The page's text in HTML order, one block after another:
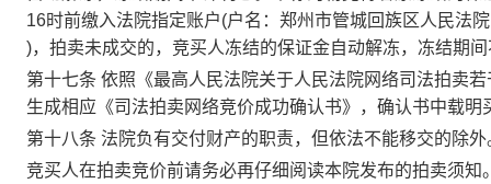
16时前缴入法院指定账户(户名： 郑州市管城回族区人民法
)，拍卖未成交的，竞买人冻结的保证金自动解冻，冻结期
第十七条 依照《最高人民法院关于人民法院网络司法拍卖
生成相应《司法拍卖网络竞价成功确认书》，确认书中载明
第十八条 法院负有交付财产的职责， 但依法不能移交的除外
竞买人在拍卖竞价前请务必再仔细阅读本院发布的拍卖须知